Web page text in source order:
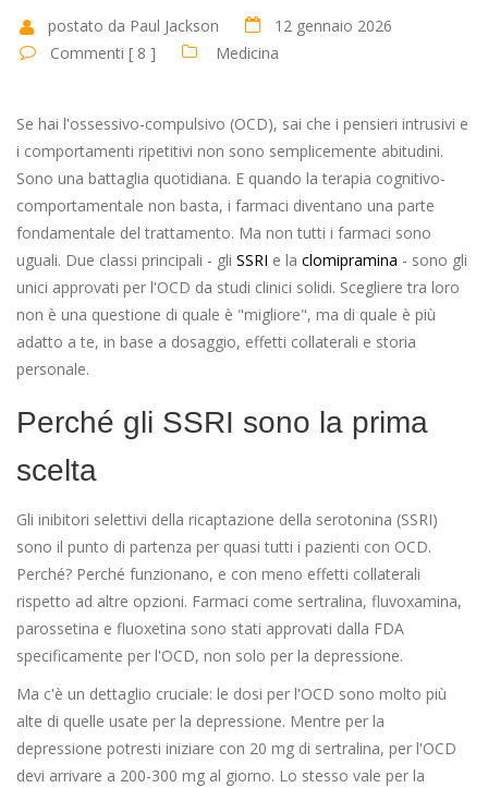
postato da Paul Jackson
12 gennaio 2026
Commenti [ 8 ]
Medicina
Se hai l'ossessivo-compulsivo (OCD), sai che i pensieri intrusivi e
i comportamenti ripetitivi non sono semplicemente abitudini.
Sono una battaglia quotidiana. E quando la terapia cognitivo-
comportamentale non basta, i farmaci diventano una parte
fondamentale del trattamento. Ma non tutti i farmaci sono
uguali. Due classi principali - gli SSRI e la clomipramina - sono gli
unici approvati per l'OCD da studi clinici solidi. Scegliere tra loro
non è una questione di quale è "migliore", ma di quale è più
adatto a te, in base a dosaggio, effetti collaterali e storia
personale.
Perché gli SSRI sono la prima
scelta
Gli inibitori selettivi della ricaptazione della serotonina (SSRI)
sono il punto di partenza per quasi tutti i pazienti con OCD.
Perché? Perché funzionano, e con meno effetti collaterali
rispetto ad altre opzioni. Farmaci come sertralina, fluvoxamina,
parossetina e fluoxetina sono stati approvati dalla FDA
specificamente per l'OCD, non solo per la depressione.
Ma c'è un dettaglio cruciale: le dosi per l'OCD sono molto più
alte di quelle usate per la depressione. Mentre per la
depressione potresti iniziare con 20 mg di sertralina, per l'OCD
devi arrivare a 200-300 mg al giorno. Lo stesso vale per la